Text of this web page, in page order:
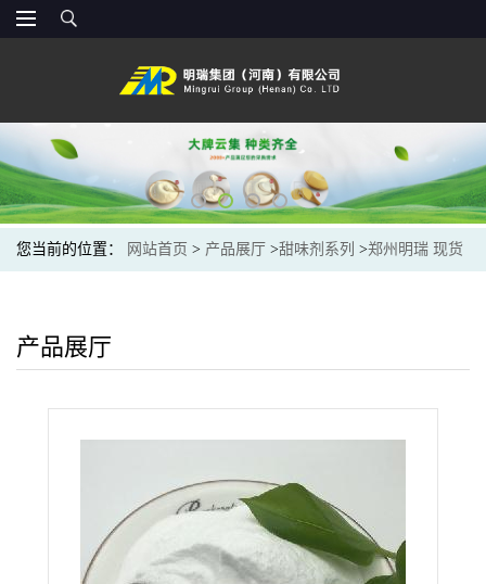
您当前的位置： 网站首页 > 产品展厅 >甜味剂系列 >郑州明瑞 现货
产品展厅